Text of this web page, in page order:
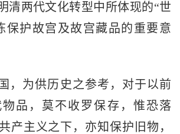
清两代文化转型中所体现的“世
保护故宫及故宫藏品的重要意
，为供历史之参考，对于以前
品，莫不收罗保存，惟恐落
产主义之下，亦知保护旧物，